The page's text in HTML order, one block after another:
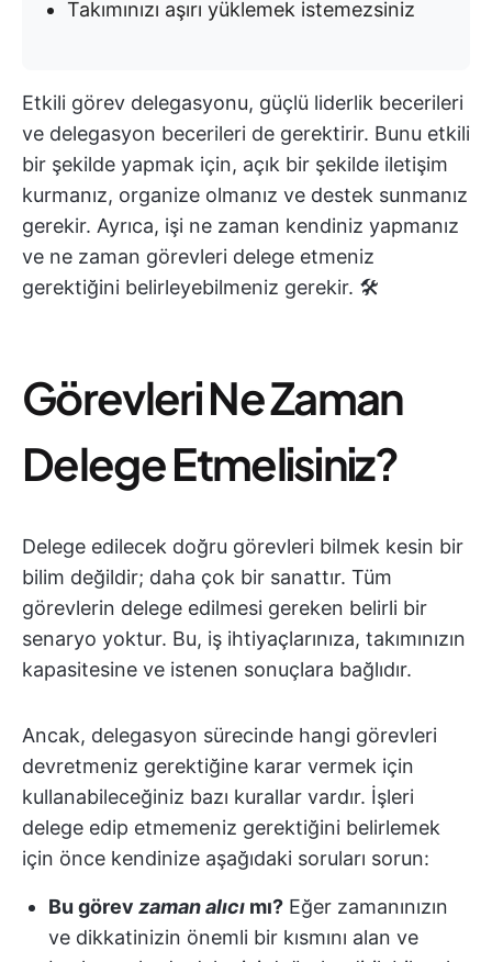
Takımınızı aşırı yüklemek istemezsiniz
Etkili görev delegasyonu, güçlü liderlik becerileri
ve delegasyon becerileri de gerektirir. Bunu etkili
bir şekilde yapmak için, açık bir şekilde iletişim
kurmanız, organize olmanız ve destek sunmanız
gerekir. Ayrıca, işi ne zaman kendiniz yapmanız
ve ne zaman görevleri delege etmeniz
gerektiğini belirleyebilmeniz gerekir. 🛠️
Görevleri Ne Zaman
Delege Etmelisiniz?
Delege edilecek doğru görevleri bilmek kesin bir
bilim değildir; daha çok bir sanattır. Tüm
görevlerin delege edilmesi gereken belirli bir
senaryo yoktur. Bu, iş ihtiyaçlarınıza, takımınızın
kapasitesine ve istenen sonuçlara bağlıdır.
Ancak, delegasyon sürecinde hangi görevleri
devretmeniz gerektiğine karar vermek için
kullanabileceğiniz bazı kurallar vardır. İşleri
delege edip etmemeniz gerektiğini belirlemek
için önce kendinize aşağıdaki soruları sorun:
Bu görev zaman alıcı mı? Eğer zamanınızın
ve dikkatinizin önemli bir kısmını alan ve